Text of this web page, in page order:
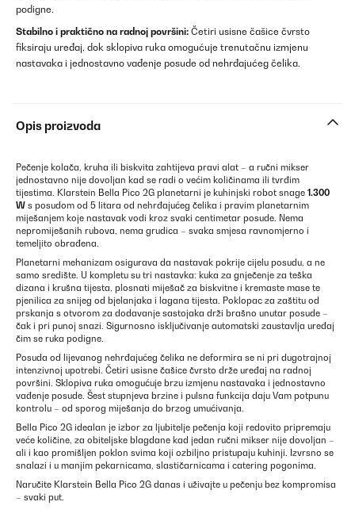
podigne.
Stabilno i praktično na radnoj površini: Četiri usisne čašice čvrsto
fiksiraju uređaj, dok sklopiva ruka omogućuje trenutačnu izmjenu
nastavaka i jednostavno vađenje posude od nehrđajućeg čelika.
Opis proizvoda
Pečenje kolača, kruha ili biskvita zahtijeva pravi alat – a ručni mikser
jednostavno nije dovoljan kad se radi o većim količinama ili tvrđim
tijestima. Klarstein Bella Pico 2G planetarni je kuhinjski robot snage 1.300
W s posudom od 5 litara od nehrđajućeg čelika i pravim planetarnim
miješanjem koje nastavak vodi kroz svaki centimetar posude. Nema
nepromiješanih rubova, nema grudica – svaka smjesa ravnomjerno i
temeljito obrađena.
Planetarni mehanizam osigurava da nastavak pokrije cijelu posudu, a ne
samo središte. U kompletu su tri nastavka: kuka za gnječenje za teška
dizana i krušna tijesta, plosnati miješač za biskvitne i kremaste mase te
pjenilica za snijeg od bjelanjaka i lagana tijesta. Poklopac za zaštitu od
prskanja s otvorom za dodavanje sastojaka drži brašno unutar posude –
čak i pri punoj snazi. Sigurnosno isključivanje automatski zaustavlja uređaj
čim se ruka podigne.
Posuda od lijevanog nehrđajućeg čelika ne deformira se ni pri dugotrajnoj
intenzivnoj upotrebi. Četiri usisne čašice čvrsto drže uređaj na radnoj
površini. Sklopiva ruka omogućuje brzu izmjenu nastavaka i jednostavno
vađenje posude. Šest stupnjeva brzine i pulsna funkcija daju Vam potpunu
kontrolu – od sporog miješanja do brzog umućivanja.
Bella Pico 2G idealan je izbor za ljubitelje pečenja koji redovito pripremaju
veće količine, za obiteljske blagdane kad jedan ručni mikser nije dovoljan –
ali i kao promišljen poklon svima koji ozbiljno pristupaju kuhinji. Izvrsno se
snalazi i u manjim pekarnicama, slastičarnicama i catering pogonima.
Naručite Klarstein Bella Pico 2G danas i uživajte u pečenju bez kompromisa
– svaki put.